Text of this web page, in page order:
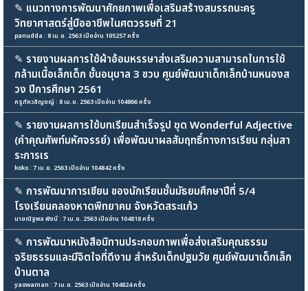
✎ แนวทางการพัฒนาศักยภาพเพื่อเสริมสร้างสมรรถนะครู
วิทยาศาสตร์สู่มืออาชีพในศตวรรษที่ 21
panudda : 8 เม.ย. 2563 เปิดอ่าน 105257 ครั้ง
✎ รายงานผลการใช้ผ้าอ้อมหรรษาส่งเสริมความสามารถในการใช้
กล้ามเนื้อเล็กเด็ก ชั้นอนุบาล 3 ขวบ ศูนย์พัฒนาเด็กเล็กบ้านหนองส
วง ปีการศึกษา 2561
ครูภัควลัญชญ์ : 8 เม.ย. 2563 เปิดอ่าน 104866 ครั้ง
✎ รายงานผลการใช้บทเรียนสำเร็จรูป ชุด Wonderful Adjective
(คำคุณศัพท์มหัศจรรย์) เพื่อพัฒนาผลสัมฤทธิ์ทางการเรียน กลุ่มสา
ระการเร
koko : 7 เม.ย. 2563 เปิดอ่าน 104842 ครั้ง
✎ การพัฒนาการเขียน ของนักเรียนชั้นมัธยมศึกษาปีที่ 5/4
โรงเรียนคลองหาดพิทยาคม จังหวัดสระแก้ว
นายณัฐพล พัชนี : 7 เม.ย. 2563 เปิดอ่าน 104818 ครั้ง
✎ การพัฒนาหนังสือนิทานประกอบภาพเพื่อส่งเสริมคุณธรรม
จริยธรรมและมีจิตใจที่ดีงาม สำหรับเด็กปฐมวัย ศูนย์พัฒนาเด็กเล็ก
บ้านตาล
yaowaman : 7 เม.ย. 2563 เปิดอ่าน 104824 ครั้ง